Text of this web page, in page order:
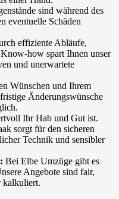
sind während des
eventuelle Schäden
effiziente Abläufe,
how spart Ihnen unser
und unerwartete
Wünschen und Ihrem
Änderungswünsche
Ihr Hab und Gut ist.
sorgt für den sicheren
Technik und sensibler
Bei Elbe Umzüge gibt es
Angebote sind fair,
kalkuliert.